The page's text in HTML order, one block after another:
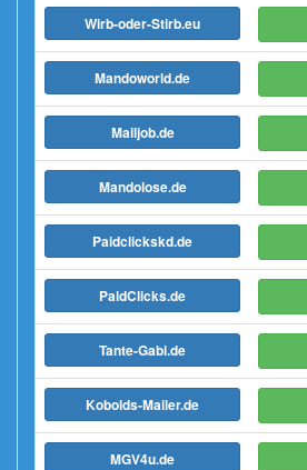
Wirb-oder-Stirb.eu
Mandoworld.de
Mailjob.de
Mandolose.de
Paidclickskd.de
PaidClicks.de
Tante-Gabi.de
Kobolds-Mailer.de
MGV4u.de